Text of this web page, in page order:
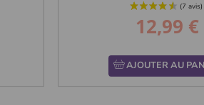
Prix
12,99 €
AJOUTER AU